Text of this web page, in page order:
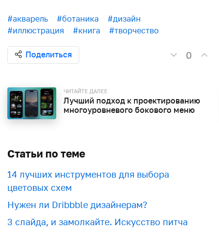
#акварель #ботаника
#дизайн
#иллюстрация
#книга #творчество
Поделиться 0
ЧИТАЙТЕ ДАЛЕЕ
Лучший подход к проектированию
многоуровневого бокового меню
Статьи по теме
​​14 лучших инструментов для выбора
цветовых схем
Нужен ли Dribbble дизайнерам?
3 слайда, и замолкайте. Искусство питча